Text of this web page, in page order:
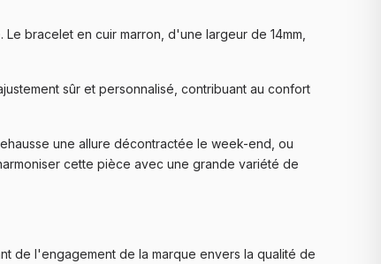
bracelet en cuir marron, d'une largeur de 14mm,
sûr et personnalisé, contribuant au confort
une allure décontractée le week-end, ou
cette pièce avec une grande variété de
de l'engagement de la marque envers la qualité de